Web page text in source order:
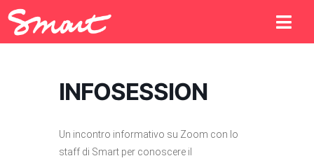
INFOSESSION
Un incontro informativo su Zoom con lo
staff di Smart per conoscere il